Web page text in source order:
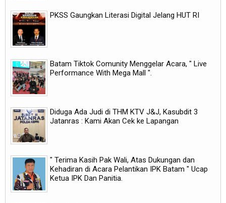
PKSS Gaungkan Literasi Digital Jelang HUT RI
Batam Tiktok Comunity Menggelar Acara, " Live
Performance With Mega Mall ".
Diduga Ada Judi di THM KTV J&J, Kasubdit 3
Jatanras : Kami Akan Cek ke Lapangan
" Terima Kasih Pak Wali, Atas Dukungan dan
Kehadiran di Acara Pelantikan IPK Batam " Ucap
Ketua IPK Dan Panitia.